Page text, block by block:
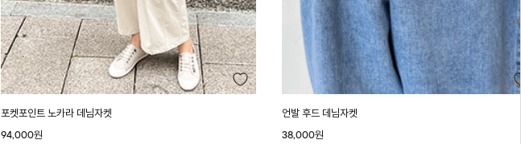
포켓포인트 노카라 데님자켓
94,000원
언발 후드 데님자켓
38,000원